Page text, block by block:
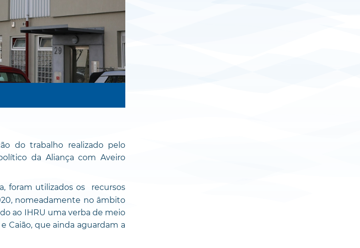
do trabalho realizado pelo
da Aliança com Aveiro
foram utilizados os recursos
nomeadamente no âmbito
ao IHRU uma verba de meio
Caião, que ainda aguardam a